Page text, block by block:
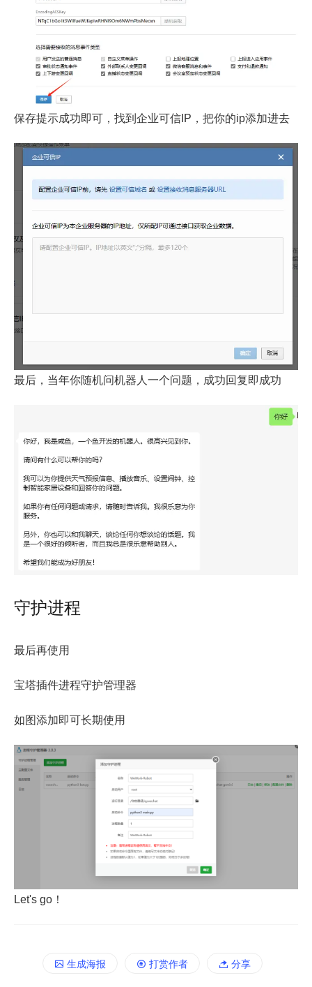
保存提示成功即可，找到企业可信IP，把你的ip添加进去
最后，当年你随机问机器人一个问题，成功回复即成功
守护进程
最后再使用
宝塔插件进程守护管理器
如图添加即可长期使用
Let's go！
生成海报 打赏作者 分享